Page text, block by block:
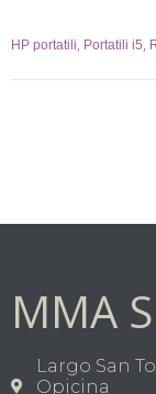
HP portatili Portatili i5
MMA
Largo San
Opicina